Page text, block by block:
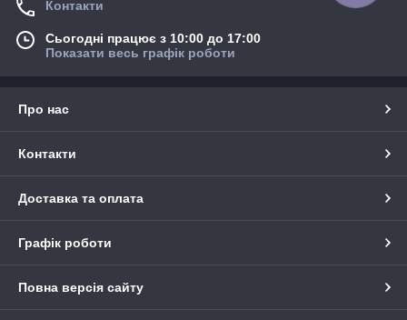
Контакти
Сьогодні працює з 10:00 до 17:00
Показати весь графік роботи
Про нас
Контакти
Доставка та оплата
Графік роботи
Повна версія сайту